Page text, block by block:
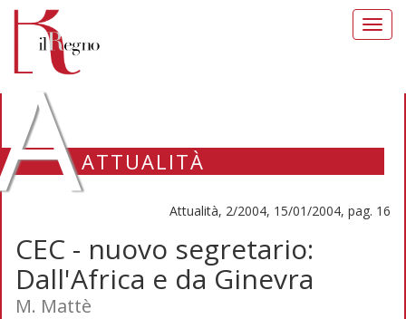
ATTUALITÀ
Attualità, 2/2004, 15/01/2004, pag. 16
CEC - nuovo segretario:
Dall'Africa e da Ginevra
M. Mattè